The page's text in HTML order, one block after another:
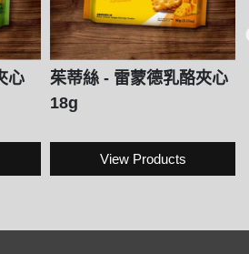
心
茱蒂絲 - 雷蒙德乳酪夾心
18g
View Products